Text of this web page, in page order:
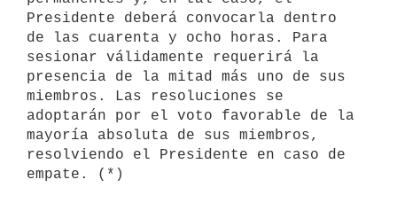
Presidente deberá convocarla dentro
de las cuarenta y ocho horas. Para
sesionar válidamente requerirá la
presencia de la mitad más uno de sus
miembros. Las resoluciones se
adoptarán por el voto favorable de la
mayoría absoluta de sus miembros,
resolviendo el Presidente en caso de